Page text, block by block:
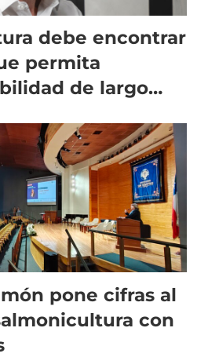
debe encontrar
permita
de largo
pone cifras al
con